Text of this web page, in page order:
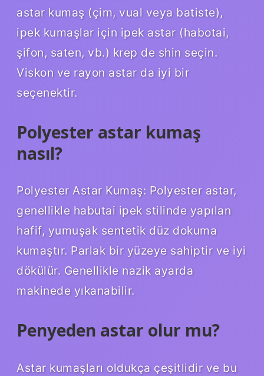
astar kumaş (çim, vual veya batiste),
ipek kumaşlar için ipek astar (habotai,
şifon, saten, vb.) krep de shin seçin.
Viskon ve rayon astar da iyi bir
seçenektir.
Polyester astar kumaş
nasıl?
Polyester Astar Kumaş: Polyester astar,
genellikle habutai ipek stilinde yapılan
hafif, yumuşak sentetik düz dokuma
kumaştır. Parlak bir yüzeye sahiptir ve iyi
dökülür. Genellikle nazik ayarda
makinede yıkanabilir.
Penyeden astar olur mu?
Astar kumaşları oldukça çeşitlidir ve bu